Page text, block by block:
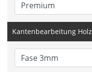
Kantenbearbeitung Holz